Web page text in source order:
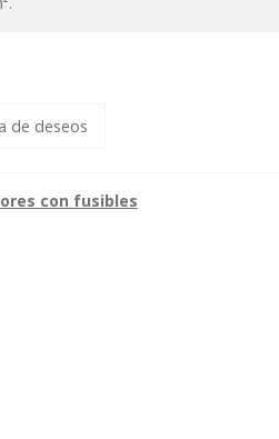
de deseos
con fusibles